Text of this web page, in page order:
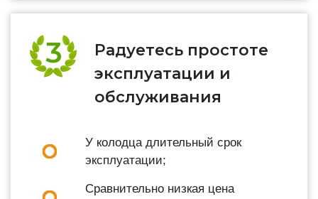
Радуетесь простоте
эксплуатации и
обслуживания
У колодца длительный срок
эксплуатации;
Сравнительно низкая цена